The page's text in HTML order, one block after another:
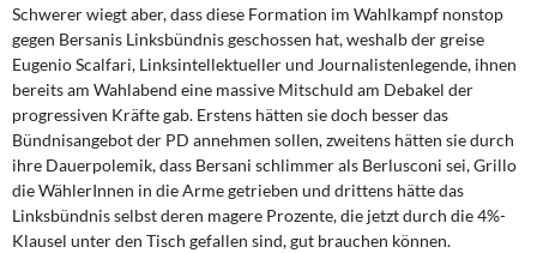
Schwerer wiegt aber, dass diese Formation im Wahlkampf nonstop
gegen Bersanis Linksbündnis geschossen hat, weshalb der greise
Eugenio Scalfari, Linksintellektueller und Journalistenlegende, ihnen
bereits am Wahlabend eine massive Mitschuld am Debakel der
progressiven Kräfte gab. Erstens hätten sie doch besser das
Bündnisangebot der PD annehmen sollen, zweitens hätten sie durch
ihre Dauerpolemik, dass Bersani schlimmer als Berlusconi sei, Grillo
die WählerInnen in die Arme getrieben und drittens hätte das
Linksbündnis selbst deren magere Prozente, die jetzt durch die 4%-
Klausel unter den Tisch gefallen sind, gut brauchen können.